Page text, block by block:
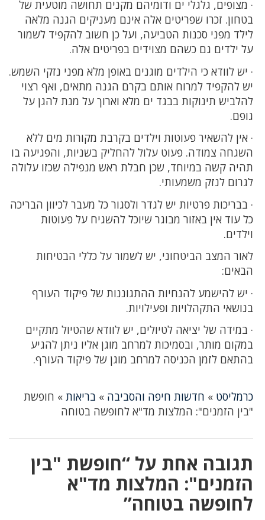
· מצופים, גלגלי ים ודומיהם מקנים תחושה מוטעית של
בטחון. זכרו שפריטים אלה אינם מעניקים הגנה מלאה
לילד מפני סכנות הטביעה, ועל כן חשוב להקפיד לשמור
על ילדים גם כשהם מצוידים בפריטים אלה.
· יש לוודא כי הילדים מוגנים באופן מלא מפני נזקי השמש.
יש להקפיד למרוח אותם בקרם הגנה מתאים, ואף רצוי
להלביש תינוקות בבגד ים מלא וארוך על מנת להגן על
גופם.
· אין להשאיר פעוטות וילדים בקרבת מקורות מים ללא
השגחה צמודה. פעוט עלול להחליק בשניות, והפגיעה בו
תהיה קשה במיוחד, שכן חבלת ראש מנפילה שכזו עלולה
לגרום לנזק משמעותי.
· בבריכות פרטיות יש לגדר ולסגור כל מעבר לכיוון הבריכה
כל עוד אין באזור מבוגר שיוכל להשגיח על פעוטות
וילדים.
לאור המצב הביטחוני, יש לשמור על כללי הבטיחות
הבאים:
· יש להישמע להנחיות ההתגוננות של פיקוד העורף
בנושאי התקהלויות ופעילויות.
· במידה של יציאה לטיולים, יש לוודא שהטיול מתקיים
במקום מותר, ובסמיכות למרחב מוגן אליו ניתן להגיע
בהתאם לזמן הכניסה למרחב מוגן של פיקוד העורף.
כרמליסט » חדשות חיפה והסביבה » בריאות » חופשת
"בין הזמנים": המלצות מד"א לחופשה בטוחה
תגובה אחת על “חופשת "בין
הזמנים": המלצות מד"א
לחופשה בטוחה”